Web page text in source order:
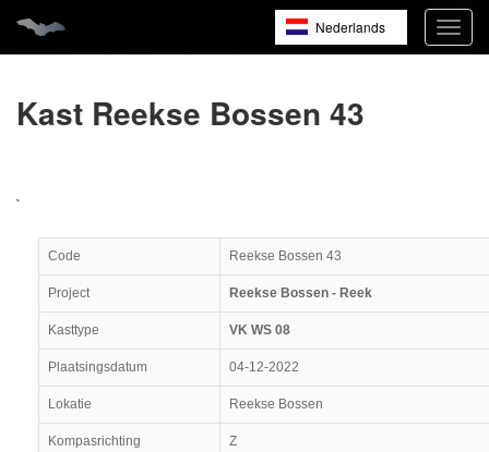
Nederlands
Kast Reekse Bossen 43
`
Code Reekse Bossen 43
Project Reekse Bossen - Reek
Kasttype VK WS 08
Plaatsingsdatum 04-12-2022
Lokatie Reekse Bossen
Kompasrichting Z